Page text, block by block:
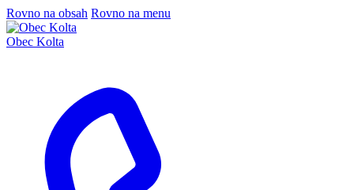
Rovno na obsah Rovno na menu
Obec Kolta